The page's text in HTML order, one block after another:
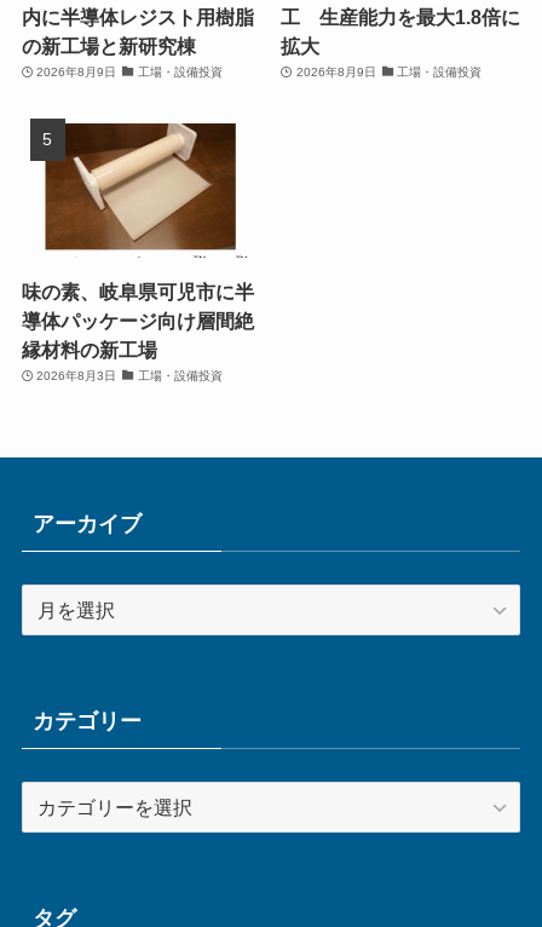
内に半導体レジスト用樹脂
の新工場と新研究棟
2026年8月9日 工場・設備投資
工 生産能力を最大1.8倍に
拡大
2026年8月9日 工場・設備投資
味の素、岐阜県可児市に半
導体パッケージ向け層間絶
縁材料の新工場
2026年8月3日 工場・設備投資
アーカイブ
ー
ブカテゴリー
テ
ータグ